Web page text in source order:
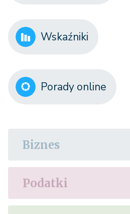
Wskaźniki
Porady online
Biznes
Podatki